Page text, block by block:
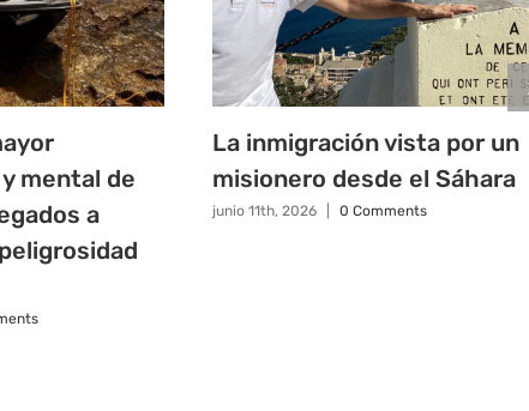
mental de
a
La inmigración vista por un
misionero desde el Sáhara
junio 11th, 2026 0 Comments